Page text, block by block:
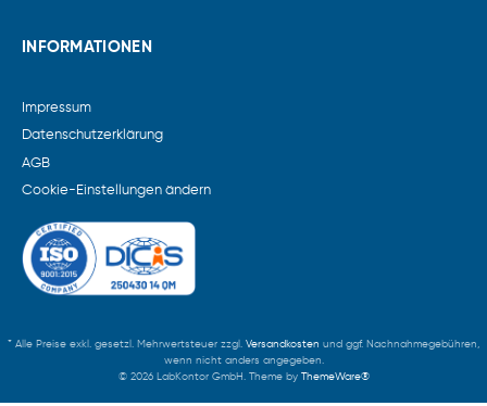
INFORMATIONEN
Impressum
Datenschutzerklärung
AGB
Cookie-Einstellungen ändern
* Alle Preise exkl. gesetzl. Mehrwertsteuer zzgl. Versandkosten und ggf. Nachnahmegebühren,
wenn nicht anders angegeben.
© 2026 LabKontor GmbH. Theme by ThemeWare®